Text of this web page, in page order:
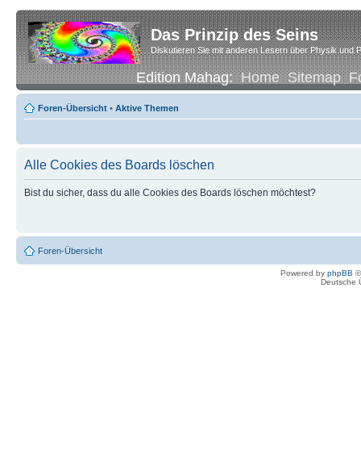
Das Prinzip des Seins
Diskutieren Sie mit anderen Lesern über Physik und
Edition Mahag:Home Sitemap
Foren-Übersicht • Aktive Themen
Alle Cookies des Boards löschen
Bist du sicher, dass du alle Cookies des Boards löschen möchtest?
Foren-Übersicht
Powered by phpBB
Deutsche